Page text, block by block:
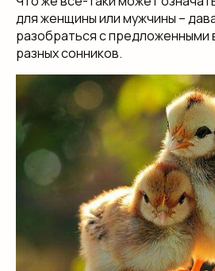
для женщины или мужчины –
разобраться с предложенными
разных сонников.